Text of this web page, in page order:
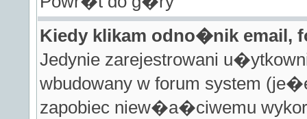
Kiedy klikam odno�nik email,
Jedynie zarejestrowani
wbudowany w forum system
zapobiec niew�a�ciwemu